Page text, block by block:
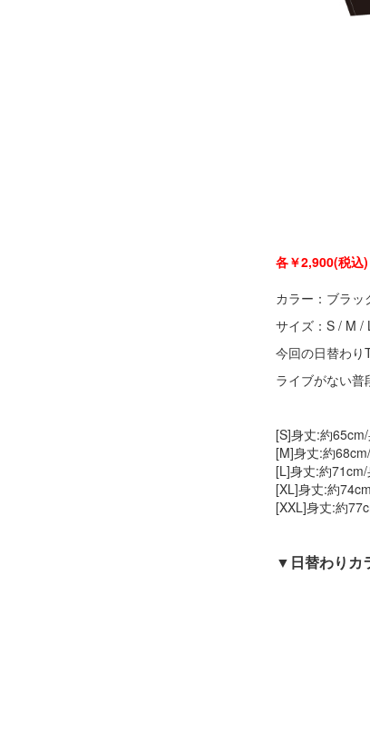
各￥2,900(税込)
カラー：ブラッ
サイズ：S / M
今回の日替わり
ライブがない
[S]身丈:約
[M]身丈:約
[L]身丈:約
[XL]身丈:約
[XXL]身丈:約
▼日替わりカ